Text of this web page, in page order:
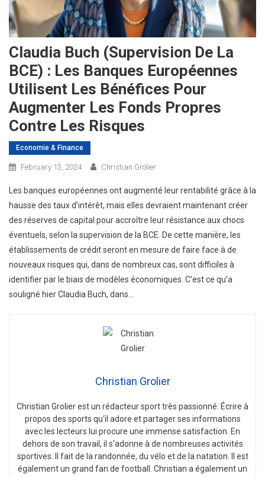
Claudia Buch (Supervision De La
BCE) : Les Banques Européennes
Utilisent Les Bénéfices Pour
Augmenter Les Fonds Propres
Contre Les Risques
Economie & Finance
February 13, 2024 Christian Grolier
Les banques européennes ont augmenté leur rentabilité grâce à la
hausse des taux d’intérêt, mais elles devraient maintenant créer
des réserves de capital pour accroître leur résistance aux chocs
éventuels, selon la supervision de la BCE. De cette manière, les
établissements de crédit seront en mesure de faire face à de
nouveaux risques qui, dans de nombreux cas, sont difficiles à
identifier par le biais de modèles économiques. C’est ce qu’a
souligné hier Claudia Buch, dans…
Christian Grolier
Christian Gro lierestun rédacteursporttrès passionné. Écrire à
propos des sports qu‘il adore etpartagerses informations
avec les lecteurs ui procure une immense satisfaction. En
dehors de son travail , il s‘adonne àde nombreuses activités
sportives. faitde larandonnée, du vé lo etde lanatation.
est
égalementun grand fan de football . Christian aégalementun